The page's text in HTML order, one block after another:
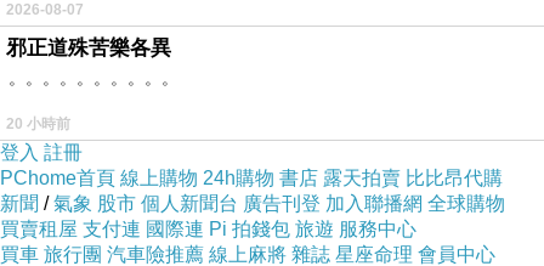
2026-08-07
邪正道殊苦樂各異
。。。。。。。。。。
20 小時前
登入 註冊
PChome首頁 線上購物 24h購物 書店 露天拍賣 比比昂代購
新聞 /氣象 股市 個人新聞台 廣告刊登 加入聯播網 全球購物
買賣租屋 支付連 國際連 Pi 拍錢包 旅遊 服務中心
買車 旅行團 汽車險推薦 線上麻將 雜誌 星座命理 會員中心